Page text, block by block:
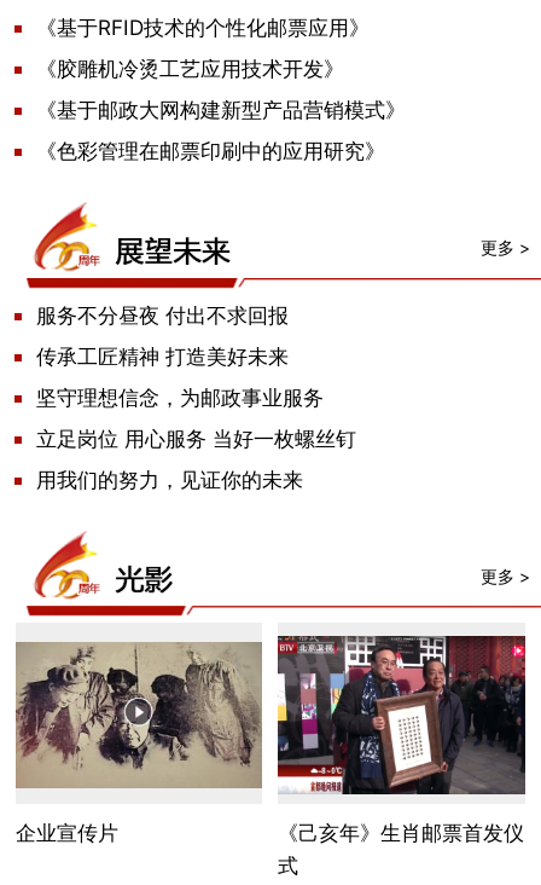
《基于RFID技术的个性化邮票应用》
《胶雕机冷烫工艺应用技术开发》
《基于邮政大网构建新型产品营销模式》
《色彩管理在邮票印刷中的应用研究》
更多 >
服务不分昼夜 付出不求回报
传承工匠精神 打造美好未来
坚守理想信念，为邮政事业服务
立足岗位 用心服务 当好一枚螺丝钉
用我们的努力，见证你的未来
更多 >
企业宣传片
《己亥年》生肖邮票首发仪
式